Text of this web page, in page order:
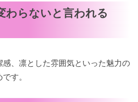
わらないと言われる
、凛とした雰囲気といった魅力の
す。